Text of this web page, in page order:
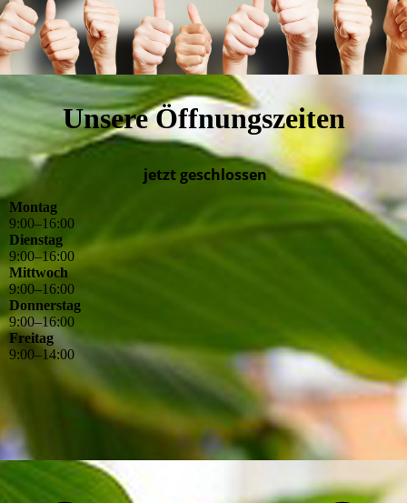
Unsere Öffnungszeiten
jetzt geschlossen
Montag
9:00–16:00
Dienstag
9:00–16:00
Mittwoch
9:00–16:00
Donnerstag
9:00–16:00
Freitag
9:00–14:00